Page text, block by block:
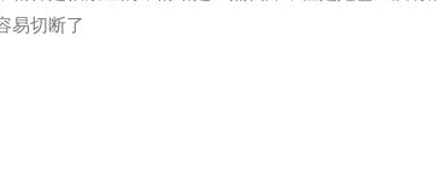
易切断了